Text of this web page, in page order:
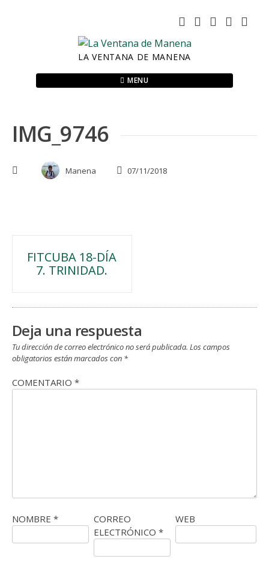
LA VENTANA DE MANENA
MENU
IMG_9746
Manena 07/11/2018
Navegación
entradas
FITCUBA 18-DÍA
7. TRINIDAD.
Deja una respuesta
Tu dirección de correo electrónico no será publicada. Los campos
obligatorios están marcados con *
COMENTARIO *
NOMBRE *
CORREO
ELECTRÓNICO *
WEB